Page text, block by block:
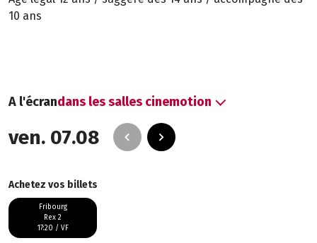
10 ans
A l'écrandans les salles cinemotion
ven. 07.08
Achetez vos billets
Fribourg
Rex 2
17:20 / VF